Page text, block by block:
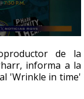
de la
informa a la
'Wrinkle in time'